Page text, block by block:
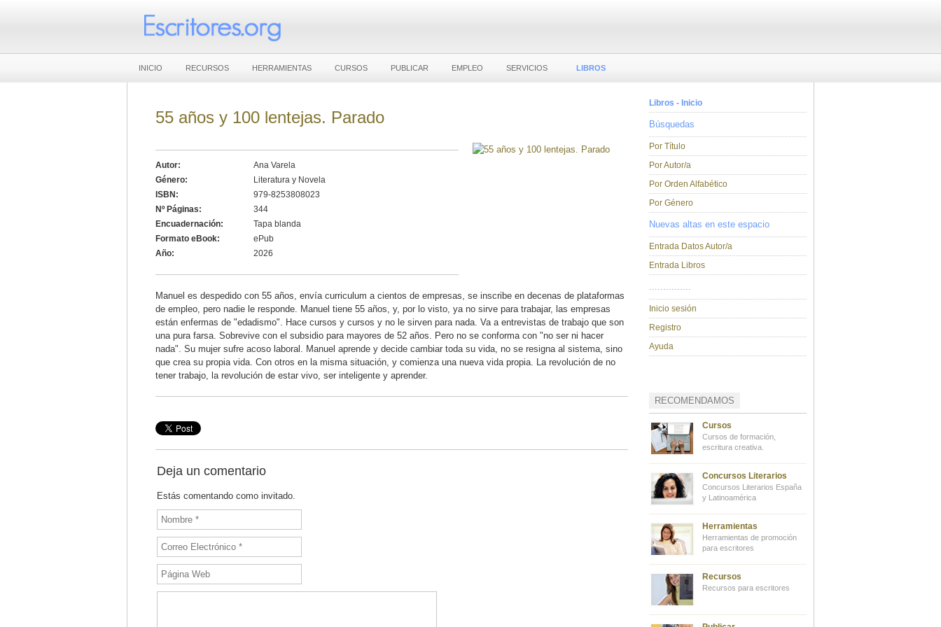
INICIO RECURSOS HERRAMIENTAS CURSOS PUBLICAR EMPLEO SERVICIOS LIBROS
55 años y 100 lentejas. Parado
Autor:
Ana Varela
Género:
Literatura y Novela
ISBN:
979-8253808023
Nº Páginas:
344
Encuadernación:
Tapa blanda
Formato eBook:
ePub
Año:
2026
Manuel es despedido con 55 años, envía curriculum a cientos de empresas, se inscribe en decenas de plataformas
de empleo, pero nadie le responde. Manuel tiene 55 años, y, por lo visto, ya no sirve para trabajar, las empresas
están enfermas de "edadismo". Hace cursos y cursos y no le sirven para nada. Va a entrevistas de trabajo que son
una pura farsa. Sobrevive con el subsidio para mayores de 52 años. Pero no se conforma con "no ser ni hacer
nada". Su mujer sufre acoso laboral. Manuel aprende y decide cambiar toda su vida, no se resigna al sistema, sino
que crea su propia vida. Con otros en la misma situación, y comienza una nueva vida propia. La revolución de no
tener trabajo, la revolución de estar vivo, ser inteligente y aprender.
Deja un comentario
Estás comentando como invitado.
Libros - Inicio
Búsquedas
Por Título
Por Autor/a
Por Orden Alfabético
Por Género
Nuevas altas en este espacio
Entrada Datos Autor/a
Entrada Libros
...............
Inicio sesión
Registro
Ayuda
RECOMENDAMOS
Cursos
Cursos de formación,
escritura creativa.
Concursos Literarios
Concursos Literarios España
y Latinoamérica
Herramientas
Herramientas de promoción
para escritores
Recursos
Recursos para escritores